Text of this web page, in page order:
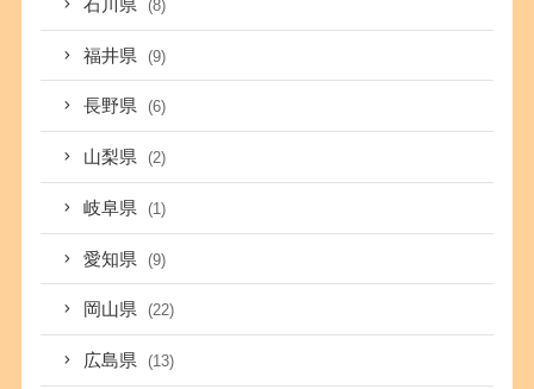
石川県 (8)
福井県 (9)
長野県 (6)
山梨県 (2)
岐阜県 (1)
愛知県 (9)
岡山県 (22)
広島県 (13)